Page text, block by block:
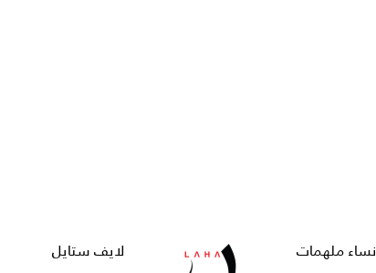
نساء ملهمات لايف ستايل